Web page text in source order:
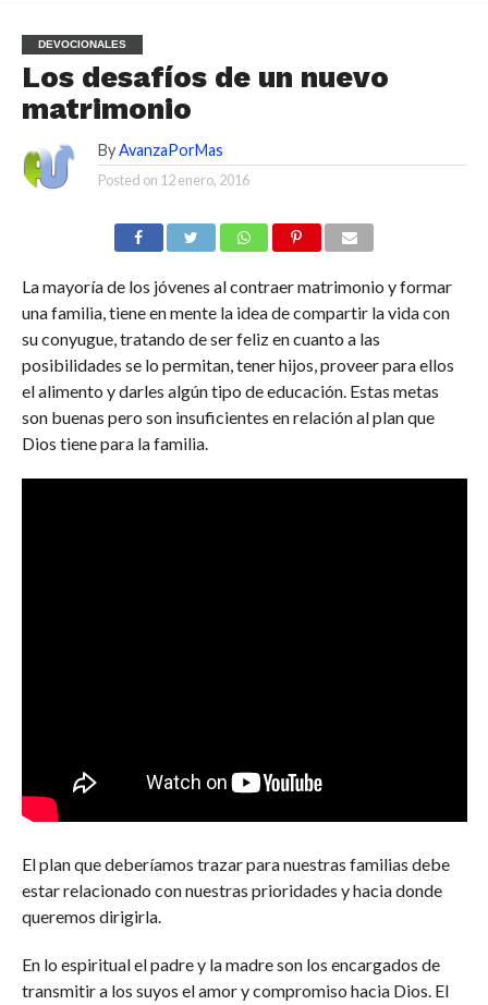
DEVOCIONALES
Los desafíos de un nuevo
matrimonio
By AvanzaPorMas
Posted on 12 enero, 2016
La mayoría de los jóvenes al contraer matrimonio y formar
una familia, tiene en mente la idea de compartir la vida con
su conyugue, tratando de ser feliz en cuanto a las
posibilidades se lo permitan, tener hijos, proveer para ellos
el alimento y darles algún tipo de educación. Estas metas
son buenas pero son insuficientes en relación al plan que
Dios tiene para la familia.
El plan que deberíamos trazar para nuestras familias debe
estar relacionado con nuestras prioridades y hacia donde
queremos dirigirla.
En lo espiritual el padre y la madre son los encargados de
transmitir a los suyos el amor y compromiso hacia Dios. El